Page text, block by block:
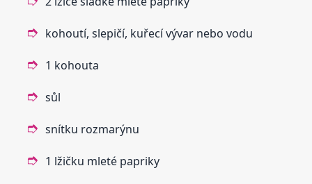
kohoutí, slepičí, kuřecí vývar nebo vodu
1 kohouta
sůl
snítku rozmarýnu
1 lžičku mleté papriky